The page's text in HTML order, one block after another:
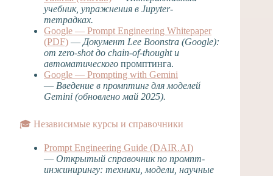
учебник, упражнения в Jupyter-
тетрадках.
Google — Prompt Engineering Whitepaper
(PDF) — Документ Lee Boonstra (Google):
от zero-shot до chain-of-thought и
автоматического промптинга.
Google — Prompting with Gemini
— Введение в промптинг для моделей
Gemini (обновлено май 2025).
🎓 Независимые курсы и справочники
Prompt Engineering Guide (DAIR.AI)
— Открытый справочник по промпт-
инжинирингу: техники, модели, научные